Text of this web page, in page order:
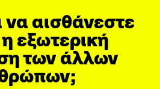
να αισθάνεστε
εξωτερική
των άλλων